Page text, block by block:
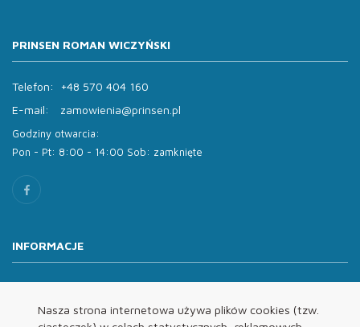
Nasza strona internetowa używa plików cookies (tzw.
PRINSEN ROMAN WICZYŃSKI
Telefon:
+48 570 404 160
E-mail:
zamowienia@prinsen.pl
Godziny otwarcia:
Pon - Pt: 8:00 - 14:00 Sob: zamknięte
INFORMACJE
Oferta